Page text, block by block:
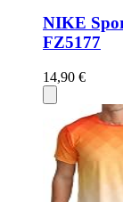
NIKE
FZ5177
14,90 €